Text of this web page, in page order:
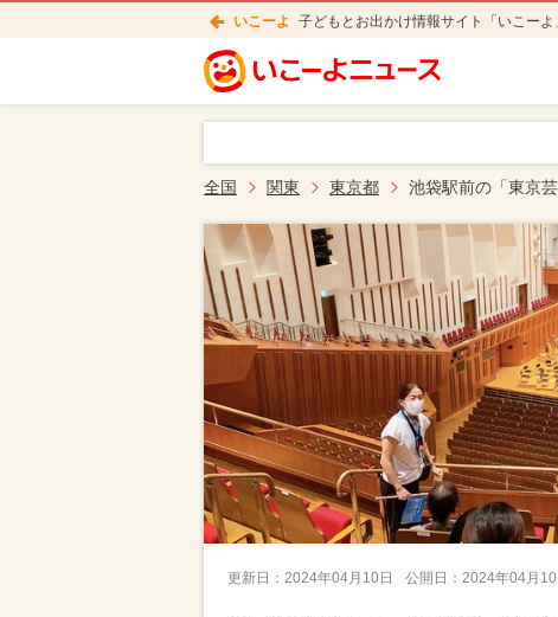
いこーよ 子どもとお出かけ情報サイト「いこー
全国 関東 東京都 池袋駅前の「東京
更新日： 2024年04月10日 公開日： 2024年04月10